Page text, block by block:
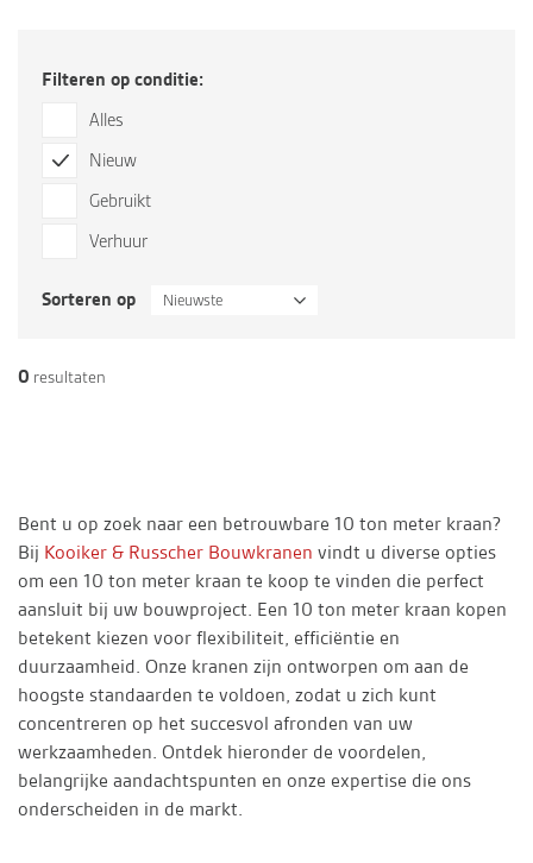
Filteren op conditie:
Alles
Nieuw
Gebruikt
Verhuur
Sorteren op Nieuwste
0 resultaten
Bent u op zoek naar een betrouwbare 10 ton meter kraan?
Bij Kooiker & Russcher Bouwkranen vindt u diverse opties
om een 10 ton meter kraan te koop te vinden die perfect
aansluit bij uw bouwproject. Een 10 ton meter kraan kopen
betekent kiezen voor flexibiliteit, efficiëntie en
duurzaamheid. Onze kranen zijn ontworpen om aan de
hoogste standaarden te voldoen, zodat u zich kunt
concentreren op het succesvol afronden van uw
werkzaamheden. Ontdek hieronder de voordelen,
belangrijke aandachtspunten en onze expertise die ons
onderscheiden in de markt.